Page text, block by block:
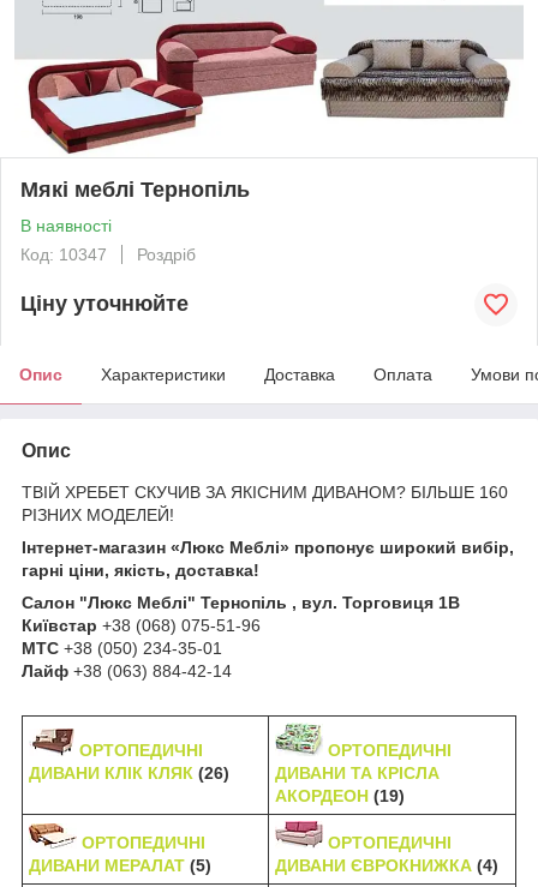
Мякі меблі Тернопіль
В наявності
Код: 10347
Роздріб
Ціну уточнюйте
Опис Характеристики Доставка Оплата Умови
Опис
ТВІЙ ХРЕБЕТ СКУЧИВ ЗА ЯКІСНИМ ДИВАНОМ? БІЛЬШЕ 160
РІЗНИХ МОДЕЛЕЙ!
Інтернет-магазин «Люкс Меблі» пропонує широкий вибір,
гарні ціни, якість, доставка!
Салон "Люкс Меблі" Тернопіль , вул. Торговиця 1В
Київстар +38 (068) 075-51-96
МТС +38 (050) 234-35-01
Лайф +38 (063) 884-42-14
ОРТОПЕДИЧНІ
ДИВАНИ КЛІК КЛЯК (26)
ОРТОПЕДИЧНІ
ДИВАНИ ТА КРІСЛА
АКОРДЕОН (19)
ОРТОПЕДИЧНІ
ДИВАНИ МЕРАЛАТ (5)
ОРТОПЕДИЧНІ
ДИВАНИ ЄВРОКНИЖКА (4)